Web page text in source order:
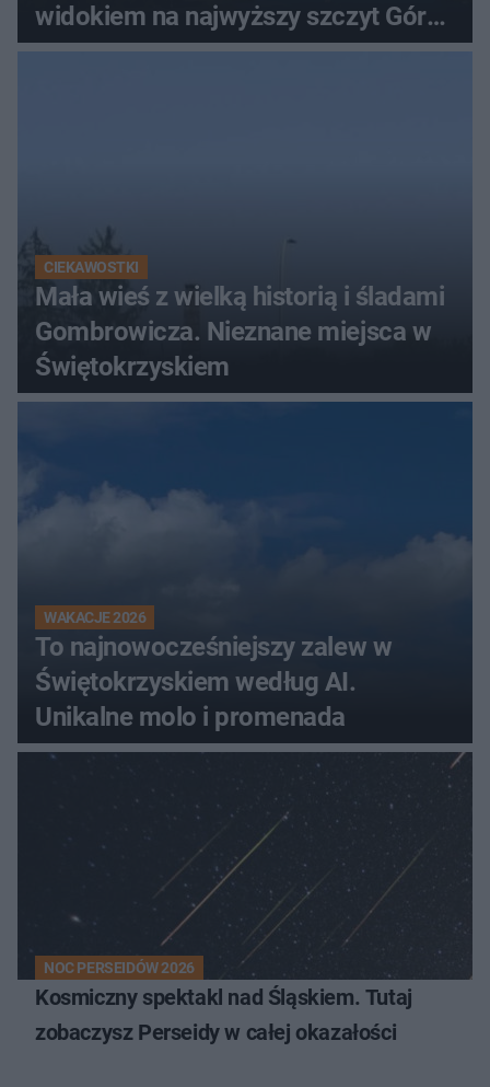
widokiem na najwyższy szczyt Gór
Świętokrzyskich
CIEKAWOSTKI
Mała wieś z wielką historią i śladami
Gombrowicza. Nieznane miejsca w
Świętokrzyskiem
WAKACJE 2026
To najnowocześniejszy zalew w
Świętokrzyskiem według AI.
Unikalne molo i promenada
NOC PERSEIDÓW 2026
Kosmiczny spektakl nad Śląskiem. Tutaj
zobaczysz Perseidy w całej okazałości